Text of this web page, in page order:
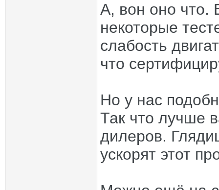
А, вон оно что.
некоторые
слабость
что
Но у нас
Так что лучше
дилеров.
ускорят этот